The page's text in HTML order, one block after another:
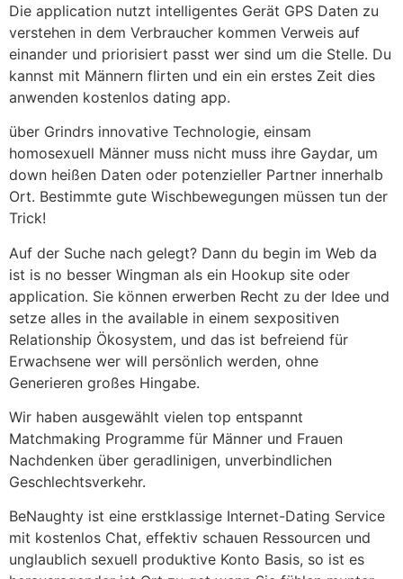
Die application nutzt intelligentes Gerät GPS Daten zu
verstehen in dem Verbraucher kommen Verweis auf
einander und priorisiert passt wer sind um die Stelle. Du
kannst mit Männern flirten und ein ein erstes Zeit dies
anwenden kostenlos dating app.
über Grindrs innovative Technologie, einsam
homosexuell Männer muss nicht muss ihre Gaydar, um
down heißen Daten oder potenzieller Partner innerhalb
Ort. Bestimmte gute Wischbewegungen müssen tun der
Trick!
Auf der Suche nach gelegt? Dann du begin im Web da
ist is no besser Wingman als ein Hookup site oder
application. Sie können erwerben Recht zu der Idee und
setze alles in the available in einem sexpositiven
Relationship Ökosystem, und das ist befreiend für
Erwachsene wer will persönlich werden, ohne
Generieren großes Hingabe.
Wir haben ausgewählt vielen top entspannt
Matchmaking Programme für Männer und Frauen
Nachdenken über geradlinigen, unverbindlichen
Geschlechtsverkehr. ​​
BeNaughty ist eine erstklassige Internet-Dating Service
mit kostenlos Chat, effektiv schauen Ressourcen und
unglaublich sexuell produktive Konto Basis, so ist es